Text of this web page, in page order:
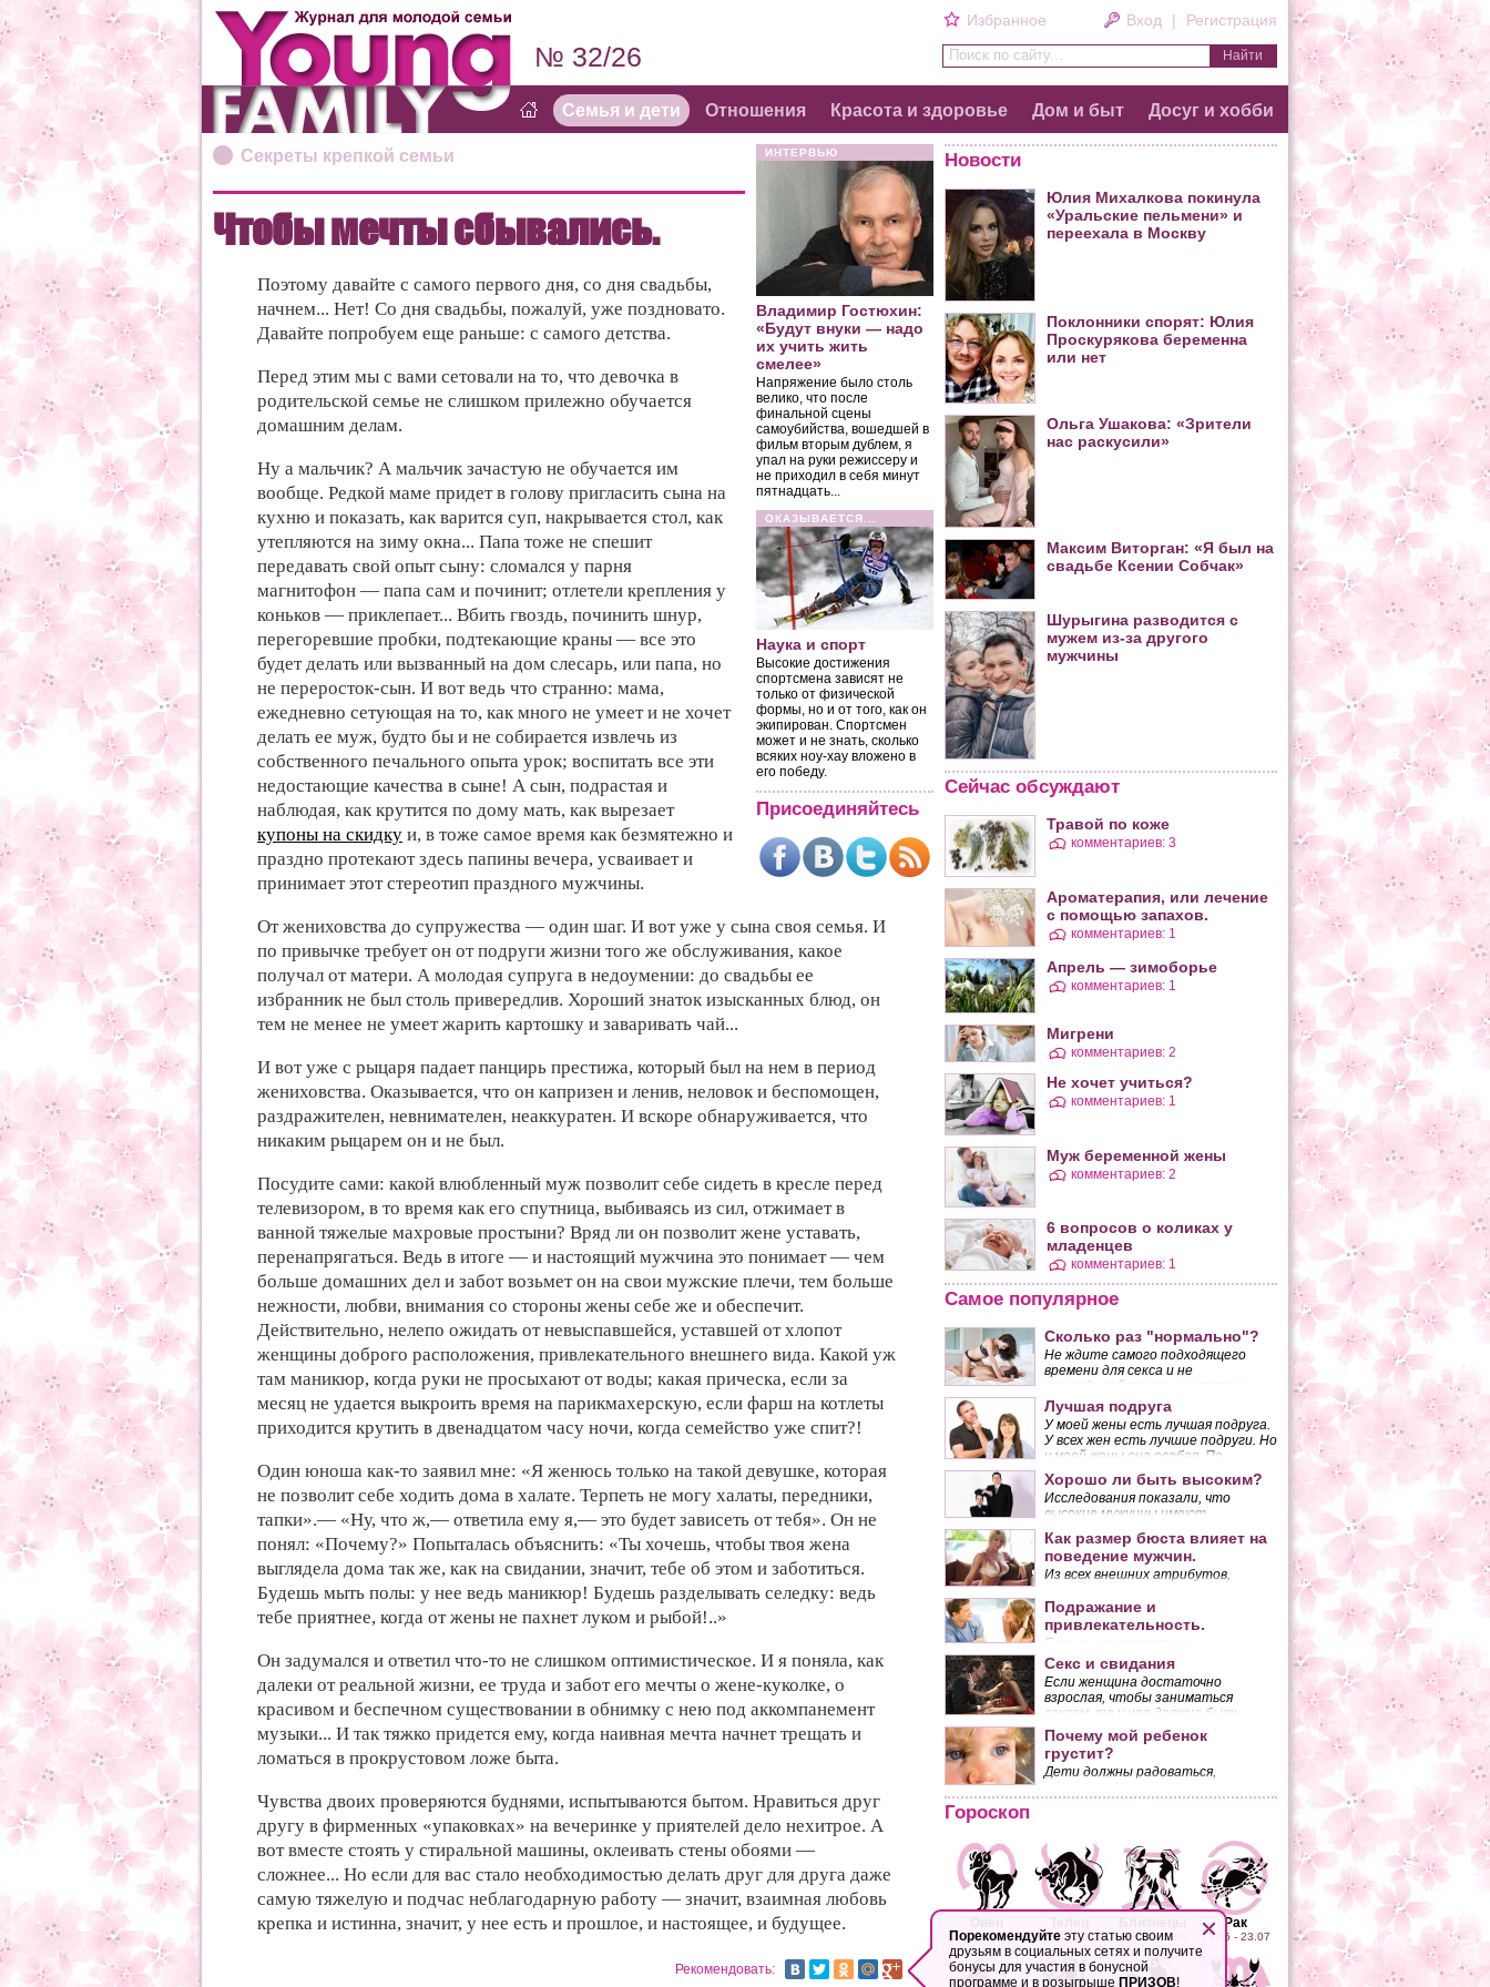
ИНТЕРВЬЮ
Владимир Гостюхин:
«Будут внуки — надо
их учить жить
смелее»
Напряжение было столь
велико, что после
финальной сцены
самоубийства, вошедшей в
фильм вторым дублем, я
упал на руки режиссеру и
не приходил в себя минут
пятнадцать...
ОКАЗЫВАЕТСЯ...
Наука и спорт
Высокие достижения
спортсмена зависят не
только от физической
формы, но и от того, как он
экипирован. Спортсмен
может и не знать, сколько
всяких ноу-хау вложено в
его победу.
Присоединяйтесь
Секреты крепкой семьи
Чтобы мечты сбывались.
Поэтому давайте с самого первого дня, со дня свадьбы,
начнем... Нет! Со дня свадьбы, пожалуй, уже поздновато.
Давайте попробуем еще раньше: с самого детства.
Перед этим мы с вами сетовали на то, что девочка в
родительской семье не слишком прилежно обучается
домашним делам.
Ну а мальчик? А мальчик зачастую не обучается им
вообще. Редкой маме придет в голову пригласить сына на
кухню и показать, как варится суп, накрывается стол, как
утепляются на зиму окна... Папа тоже не спешит
передавать свой опыт сыну: сломался у парня
магнитофон — папа сам и починит; отлетели крепления у
коньков — приклепает... Вбить гвоздь, починить шнур,
перегоревшие пробки, подтекающие краны — все это
будет делать или вызванный на дом слесарь, или папа, но
не переросток-сын. И вот ведь что странно: мама,
ежедневно сетующая на то, как много не умеет и не хочет
делать ее муж, будто бы и не собирается извлечь из
собственного печального опыта урок; воспитать все эти
недостающие качества в сыне! А сын, подрастая и
наблюдая, как крутится по дому мать, как вырезает
купоны на скидку и, в тоже самое время как безмятежно и
праздно протекают здесь папины вечера, усваивает и
принимает этот стереотип праздного мужчины.
От жениховства до супружества — один шаг. И вот уже у сына своя семья. И
по привычке требует он от подруги жизни того же обслуживания, какое
получал от матери. А молодая супруга в недоумении: до свадьбы ее
избранник не был столь привередлив. Хороший знаток изысканных блюд, он
тем не менее не умеет жарить картошку и заваривать чай...
И вот уже с рыцаря падает панцирь престижа, который был на нем в период
жениховства. Оказывается, что он капризен и ленив, неловок и беспомощен,
раздражителен, невнимателен, неаккуратен. И вскоре обнаруживается, что
никаким рыцарем он и не был.
Посудите сами: какой влюбленный муж позволит себе сидеть в кресле перед
телевизором, в то время как его спутница, выбиваясь из сил, отжимает в
ванной тяжелые махровые простыни? Вряд ли он позволит жене уставать,
перенапрягаться. Ведь в итоге — и настоящий мужчина это понимает — чем
больше домашних дел и забот возьмет он на свои мужские плечи, тем больше
нежности, любви, внимания со стороны жены себе же и обеспечит.
Действительно, нелепо ожидать от невыспавшейся, уставшей от хлопот
женщины доброго расположения, привлекательного внешнего вида. Какой уж
там маникюр, когда руки не просыхают от воды; какая прическа, если за
месяц не удается выкроить время на парикмахерскую, если фарш на котлеты
приходится крутить в двенадцатом часу ночи, когда семейство уже спит?!
Один юноша как-то заявил мне: «Я женюсь только на такой девушке, которая
не позволит себе ходить дома в халате. Терпеть не могу халаты, передники,
тапки».— «Ну, что ж,— ответила ему я,— это будет зависеть от тебя». Он не
понял: «Почему?» Попыталась объяснить: «Ты хочешь, чтобы твоя жена
выглядела дома так же, как на свидании, значит, тебе об этом и заботиться.
Будешь мыть полы: у нее ведь маникюр! Будешь разделывать селедку: ведь
тебе приятнее, когда от жены не пахнет луком и рыбой!..»
Он задумался и ответил что-то не слишком оптимистическое. И я поняла, как
далеки от реальной жизни, ее труда и забот его мечты о жене-куколке, о
красивом и беспечном существовании в обнимку с нею под аккомпанемент
музыки... И так тяжко придется ему, когда наивная мечта начнет трещать и
ломаться в прокрустовом ложе быта.
Чувства двоих проверяются буднями, испытываются бытом. Нравиться друг
другу в фирменных «упаковках» на вечеринке у приятелей дело нехитрое. А
вот вместе стоять у стиральной машины, оклеивать стены обоями —
сложнее... Но если для вас стало необходимостью делать друг для друга даже
самую тяжелую и подчас неблагодарную работу — значит, взаимная любовь
крепка и истинна, значит, у нее есть и прошлое, и настоящее, и будущее.
Рекомендовать: Отправить ссылку
Порекомендуйте эту статью своим
друзьям в социальных сетях и получите
бонусы для участия в бонусной
программе и в розыгрыше ПРИЗОВ!
Новости
Юлия Михалкова покинула
«Уральские пельмени» и
переехала в Москву
Поклонники спорят: Юлия
Проскурякова беременна
или нет
Ольга Ушакова: «Зрители
нас раскусили»
Максим Виторган: «Я был на
свадьбе Ксении Собчак»
Шурыгина разводится с
мужем из-за другого
мужчины
Сейчас обсуждают
Травой по коже
комментариев: 3
Ароматерапия, или лечение
с помощью запахов.
комментариев: 1
Апрель — зимоборье
комментариев: 1
Мигрени
комментариев: 2
Не хочет учиться?
комментариев: 1
Муж беременной жены
комментариев: 2
6 вопросов о коликах у
младенцев
комментариев: 1
Самое популярное
Сколько раз "нормально"?
Не ждите самого подходящего
времени для секса и не
откладывайте его «на потом»,
если желанный момент так и не
наступает. Вы должны понять,
что, поступая таким образом, вы
разрушаете основу своего брака.
Лучшая подруга
У моей жены есть лучшая подруга.
У всех жен есть лучшие подруги. Но
у моей жены она особая. По
крайней мере, так думаю я.
Хорошо ли быть высоким?
Исследования показали, что
высокие мужчины имеют
неоспоримые преимущества перед
низкорослыми.
Как размер бюста влияет на
поведение мужчин.
Из всех внешних атрибутов,
наибольшее количество мужских
взглядов притягивает ее грудь.
Подражание и
привлекательность.
Если мы внимательно
присмотримся к двум
разговаривающим людям, то
заметим, что они копируют
жесты друг друга. Это
бессознательно.
Секс и свидания
Если женщина достаточно
взрослая, чтобы заниматься
сексом, то у нее должно быть
собственное мнение по поводу
того, чего она ожидает от
половой близости с мужчиной.
Почему мой ребенок
грустит?
Дети должны радоваться,
Может быть, он болен?
Гороскоп
21.03 - 20.04 21.04 - 21.05 22.05 - 22.06
Рак
23.06 - 23.07
№ 32/26
Вход | Регистрация
Избранное
Поиск по сайту...
Семья и дети Отношения Красота и здоровье Дом и быт Досуг и хобби